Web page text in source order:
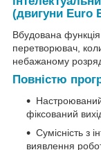
(двигуни Euro
Вбудована
перетворювач,
небажаному
Повністю
фіксований
Сумісність з
виявлення